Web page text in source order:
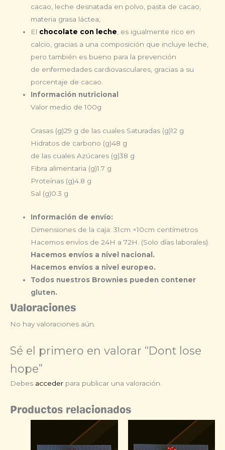
cacao, leche desnatada en polvo, pasta de cacao,
materia grasa láctea,
El chocolate con leche , es igualmente rico en
calcio, gracias a una composición que incluye leche,
pero también es bueno para la prevención
de enfermedades cardiovasculares, gracias a su
porcentaje de cacao.
Información nutricional
Valor medio de 100g
Grasas (g)29 g de las cuales Saturadas (g)12 g
Hidratos de carbono (g)48 g
de las cuales Azúcares (g)38 g
Fibra alimentaria (g)1.7 g
Proteínas (g)4.8 g
Sal (g)0.3 g
Información de envío:
Dimensiones de la caja: 31cm ×10cm centímetros
Hacemos envíos de 24H a 72H. (Solo días laborales).
Hacemos envíos a nivel nacional.
Hacemos envíos a nivel europeo.
Todos nuestros Brownies pueden contener
gluten.
Valoraciones
No hay valoraciones aún.
Sé el primero en valorar “Dont lose
hope”
Debes acceder para publicar una valoración.
Productos relacionados